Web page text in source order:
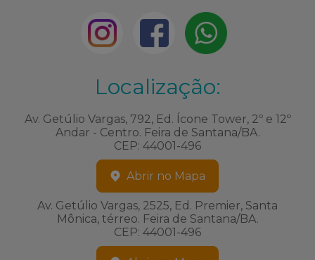
Localização:
Av. Getúlio Vargas, 792, Ed. Ícone Tower, 2º e 12º
Andar - Centro. Feira de Santana/BA.
CEP: 44001-496
Abrir no Mapa
Av. Getúlio Vargas, 2525, Ed. Premier, Santa
Mônica, térreo. Feira de Santana/BA.
CEP: 44001-496